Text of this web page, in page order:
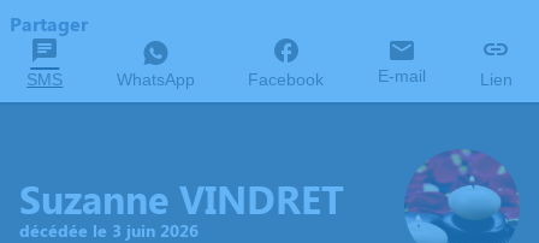
Partager
SMS WhatsApp Facebook E-mail Lien
Suzanne VINDRET
décédée le 3 juin 2026